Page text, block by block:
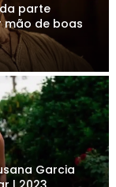
parte
de boas
Garcia